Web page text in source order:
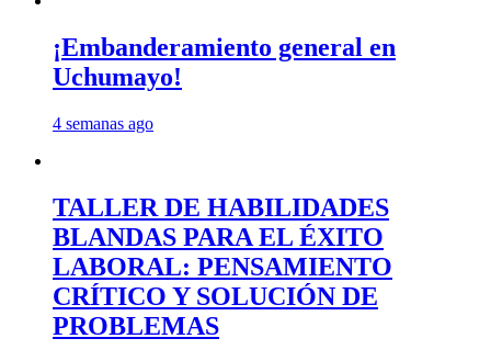
¡Embanderamiento general en
Uchumayo!
4 semanas ago
TALLER DE HABILIDADES
BLANDAS PARA EL ÉXITO
LABORAL: PENSAMIENTO
CRÍTICO Y SOLUCIÓN DE
PROBLEMAS